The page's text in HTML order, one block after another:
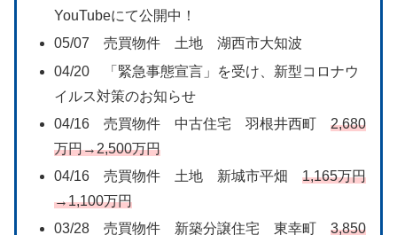
YouTubeにて公開中！
05/07 売買物件 土地 湖西市大知波
04/20 「緊急事態宣言」を受け、新型コロナウ
イルス対策のお知らせ
04/16 売買物件 中古住宅 羽根井西町 2,680
万円→2,500万円
04/16 売買物件 土地 新城市平畑 1,165万円
→1,100万円
03/28 売買物件 新築分譲住宅 東幸町 3,850